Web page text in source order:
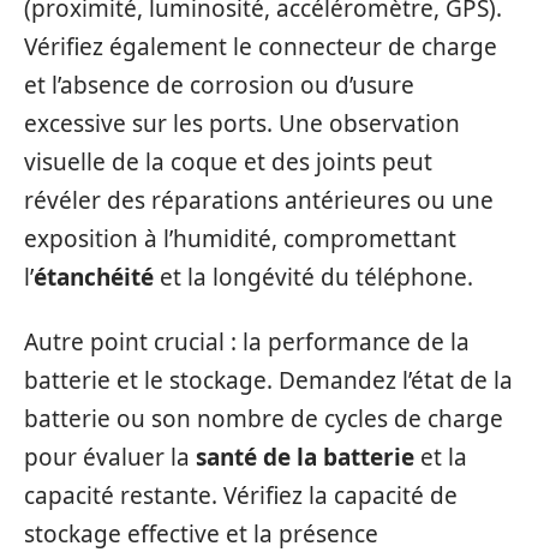
(proximité, luminosité, accéléromètre, GPS).
Vérifiez également le connecteur de charge
et l’absence de corrosion ou d’usure
excessive sur les ports. Une observation
visuelle de la coque et des joints peut
révéler des réparations antérieures ou une
exposition à l’humidité, compromettant
l’étanchéité et la longévité du téléphone.
Autre point crucial : la performance de la
batterie et le stockage. Demandez l’état de la
batterie ou son nombre de cycles de charge
pour évaluer la santé de la batterie et la
capacité restante. Vérifiez la capacité de
stockage effective et la présence